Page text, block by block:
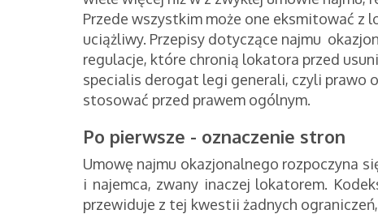
Przede wszystkim może one eksmitować z
uciążliwy. Przepisy dotyczące najmu
regulacje, które chronią lokatora przed
specialis derogat legi generali, czyli prawo
stosować przed prawem ogólnym.
Po pierwsze - oznaczenie stron
Umowę najmu okazjonalnego rozpoczyna
i najemca, zwany inaczej lokatorem.
przewiduje z tej kwestii żadnych